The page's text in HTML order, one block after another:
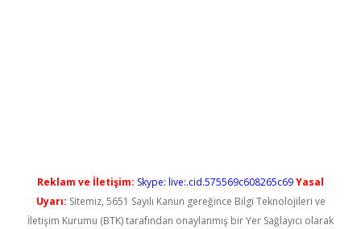
Reklam ve İletişim: Skype: live:.cid.575569c608265c69Yasal
Uyarı: Sitemiz, 5651 Sayılı Kanun gereğince Bilgi Teknolojileri ve
İletişim Kurumu (BTK) tarafından onaylanmış bir Yer Sağlayıcı olarak